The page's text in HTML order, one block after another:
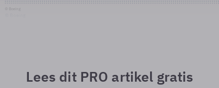
Lees dit PRO artikel gratis